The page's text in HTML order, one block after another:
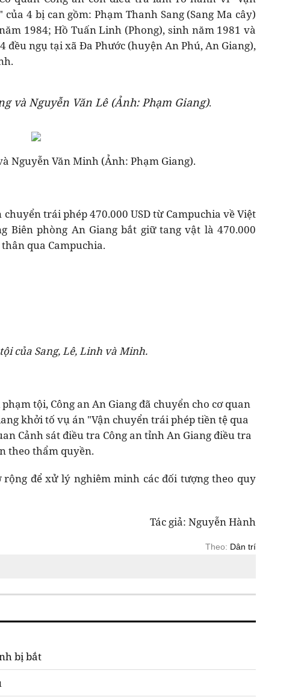
4 bị can gồm: Phạm Thanh Sang (Sang Ma cây)
1984; Hồ Tuấn Linh (Phong), sinh năm 1981 và
đều ngụ tại xã Đa Phước (huyện An Phú, An Giang),
và Nguyễn Văn Lê (Ảnh: Phạm Giang).
Nguyễn Văn Minh (Ảnh: Phạm Giang).
trái phép 470.000 USD từ Campuchia về Việt
Biên phòng An Giang bắt giữ tang vật là 470.000
qua Campuchia.
của Sang, Lê, Linh và Minh.
tội, Công an An Giang đã chuyển cho cơ quan
khởi tố vụ án "Vận chuyển trái phép tiền tệ qua
Cảnh sát điều tra Công an tỉnh An Giang điều tra
theo thẩm quyền.
để xử lý nghiêm minh các đối tượng theo quy
Tác giả: Nguyễn Hành
Theo: Dân trí
bị bắt